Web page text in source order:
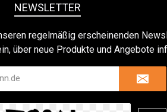
NEWSLETTER
regelmäßig erscheinenden
über neue Produkte und Angebote
Adresse*